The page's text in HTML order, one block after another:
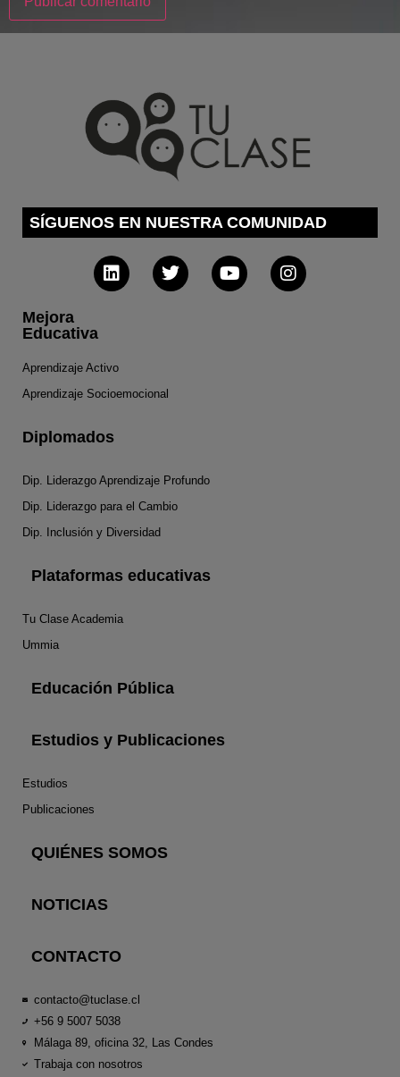
SÍGUENOS EN NUESTRA COMUNIDAD
Mejora
Educativa
Aprendizaje Activo
Aprendizaje Socioemocional
Diplomados
Dip. Liderazgo Aprendizaje Profundo
Dip. Liderazgo para el Cambio
Dip. Inclusión y Diversidad
Plataformas educativas
Tu Clase Academia
Ummia
Educación Pública
Estudios y Publicaciones
Estudios
Publicaciones
QUIÉNES SOMOS
NOTICIAS
CONTACTO
contacto@tuclase.cl
+56 9 5007 5038
Málaga 89, oficina 32, Las Condes
Trabaja con nosotros